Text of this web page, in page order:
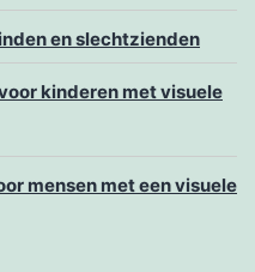
en slechtzienden
kinderen met visuele
mensen met een visuele